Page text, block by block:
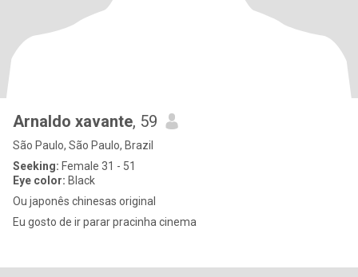
Arnaldo xavante, 59
São Paulo, São Paulo, Brazil
Seeking: Female 31 - 51
Eye color: Black
Ou japonês chinesas original
Eu gosto de ir parar pracinha cinema